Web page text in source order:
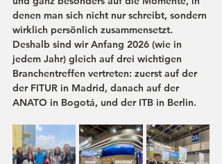
denen man sich nicht nur schreibt, sondern
wirklich persönlich zusammensetzt.
Deshalb sind wir Anfang 2026 (wie in
jedem Jahr) gleich auf drei wichtigen
Branchentreffen vertreten: zuerst auf der
der FITUR in Madrid, danach auf der
ANATO in Bogotá, und der ITB in Berlin.